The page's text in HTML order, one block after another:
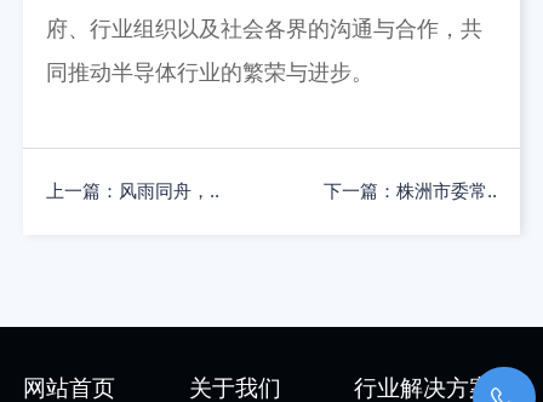
府、行业组织以及社会各界的沟通与合作，共
同推动半导体行业的繁荣与进步。
上一篇：风雨同舟，.. 下一篇：株洲市委常..
网站首页 关于我们 行业解决方案